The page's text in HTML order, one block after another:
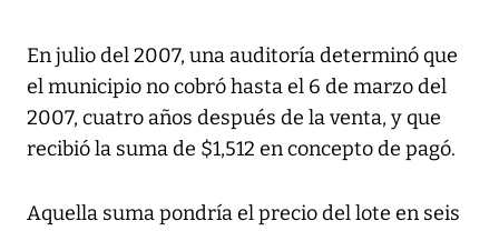
En julio del 2007, una auditoría determinó que
el municipio no cobró hasta el 6 de marzo del
2007, cuatro años después de la venta, y que
recibió la suma de $1,512 en concepto de pagó.
Aquella suma pondría el precio del lote en seis